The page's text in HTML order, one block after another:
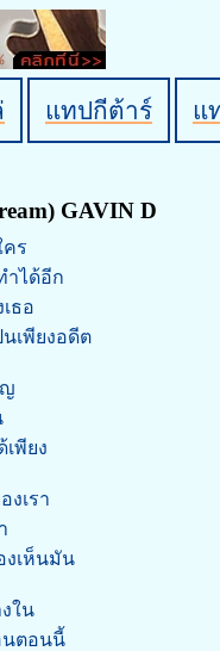
แทปกีต้าร์ แ
GAVIN D
คร
ำได้อีก
ธอ
นเพียงอดีต
พียง
งเรา
งเห็นมัน
ใน
นตอนนี้